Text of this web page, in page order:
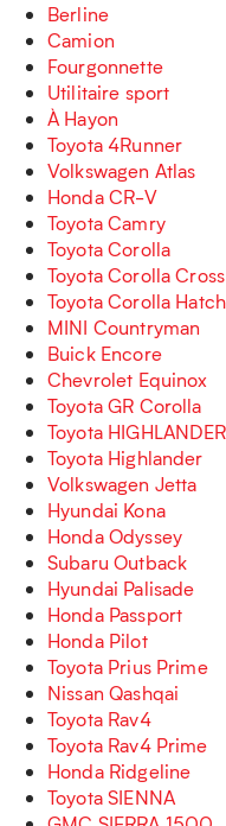
Berline
Camion
Fourgonnette
Utilitaire sport
À Hayon
Toyota 4Runner
Volkswagen Atlas
Honda CR-V
Toyota Camry
Toyota Corolla
Toyota Corolla Cross
Toyota Corolla
MINI Countryman
Buick Encore
Chevrolet Equinox
Toyota GR Corolla
Toyota
Toyota Highlander
Volkswagen Jetta
Hyundai Kona
Honda Odyssey
Subaru Outback
Hyundai Palisade
Honda Passport
Honda Pilot
Toyota Prius Prime
Nissan Qashqai
Toyota Rav4
Toyota Rav4 Prime
Honda Ridgeline
Toyota SIENNA